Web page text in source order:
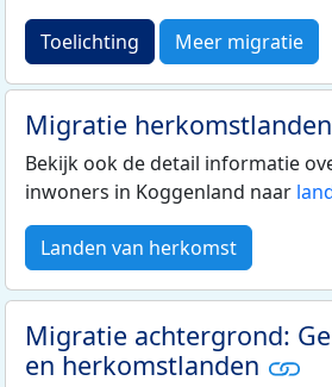
Toelichting Meer migratie
Migratie herkomstlanden
Bekijk ook de detail informatie
inwoners in Koggenland naar
Landen van herkomst
Migratie achtergrond:
en herkomstlanden